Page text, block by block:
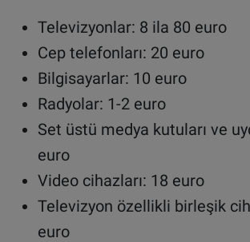
Televizyonlar: 8 ila 80 euro
Cep telefonları: 20 euro
Bilgisayarlar: 10 euro
Radyolar: 1-2 euro
Set üstü medya kutuları ve
euro
Video cihazları: 18 euro
Televizyon özellikli birleşik
euro